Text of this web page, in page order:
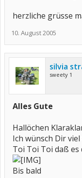
herzliche grüsse
10. August 2005
silvia
sweety 1
Alles Gute
Hallöchen
Ich wünsch Dir
Toi Toi Toi daß
Bis bald